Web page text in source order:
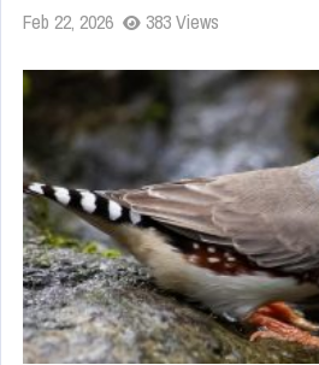
Feb 22, 2026 383 Views